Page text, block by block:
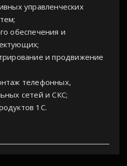
управленческих
обеспечения и
и продвижение
телефонных,
сетей и СКС;
1С.